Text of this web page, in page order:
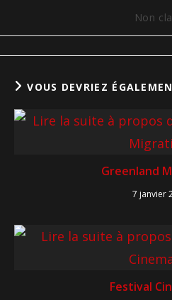
Non
VOUS DEVRIEZ
Greenland
7 janvier
Festival